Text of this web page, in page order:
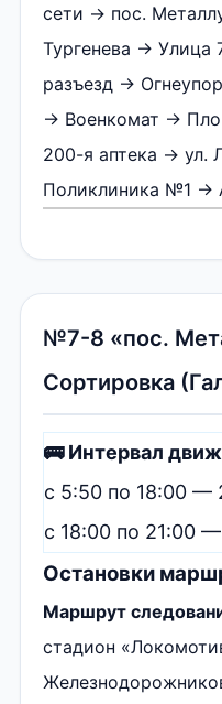
сети → пос.
Тургенева →
разъезд →
→ Военкомат →
200-я аптека → ул.
Поликлиника №1 →
№7-8 «пос.
Сортировка
🚌 Интервал
с 5:50 по 18:00 —
с 18:00 по 21:00
Остановки
Маршрут
стадион